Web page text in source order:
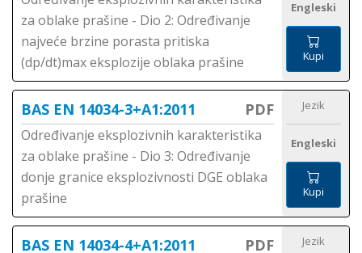
za oblake prašine - Dio 2: Određivanje
najveće brzine porasta pritiska
(dp/dt)max eksplozije oblaka prašine
Engleski
Kupi
BAS EN 14034-3+A1:2011 PDF
Određivanje eksplozivnih karakteristika
za oblake prašine - Dio 3: Određivanje
donje granice eksplozivnosti DGE oblaka
prašine
Jezik
Engleski
Kupi
BAS EN 14034-4+A1:2011 PDF Jezik